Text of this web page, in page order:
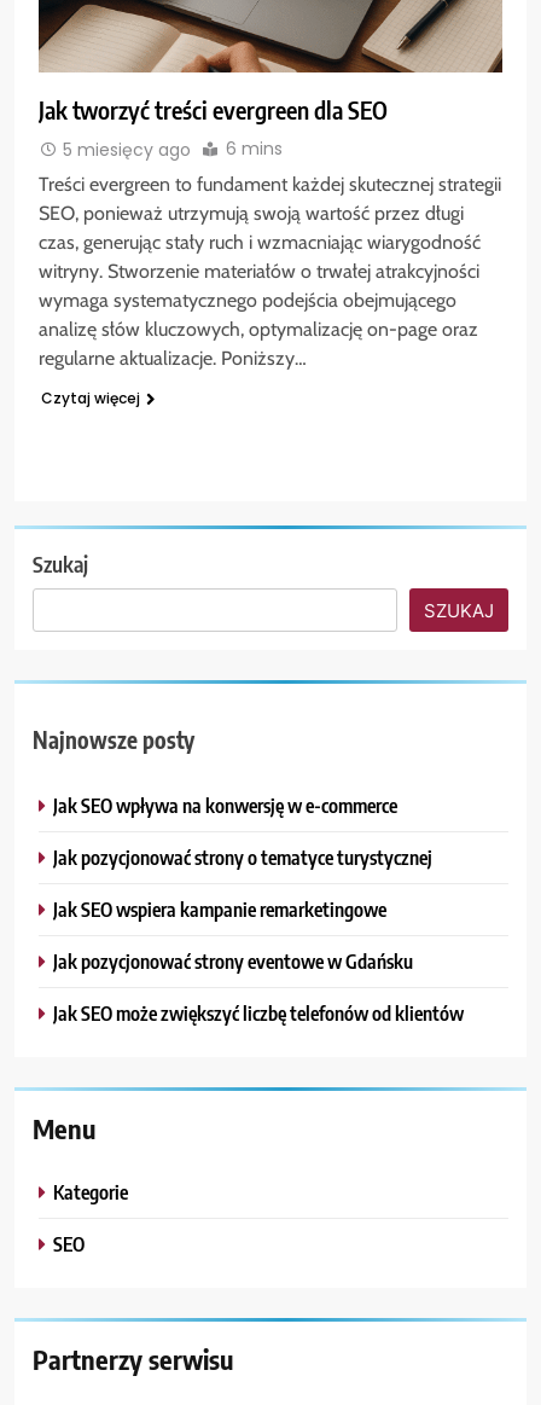
Jak tworzyć treści evergreen dla SEO
5 miesięcy ago 6 mins
Treści evergreen to fundament każdej skutecznej strategii
SEO, ponieważ utrzymują swoją wartość przez długi
czas, generując stały ruch i wzmacniając wiarygodność
witryny. Stworzenie materiałów o trwałej atrakcyjności
wymaga systematycznego podejścia obejmującego
analizę słów kluczowych, optymalizację on-page oraz
regularne aktualizacje. Poniższy…
Czytaj więcej
Szukaj
SZUKAJ
Najnowsze posty
Jak SEO wpływa na konwersję w e-commerce
Jak pozycjonować strony o tematyce turystycznej
Jak SEO wspiera kampanie remarketingowe
Jak pozycjonować strony eventowe w Gdańsku
Jak SEO może zwiększyć liczbę telefonów od klientów
Menu
Kategorie
SEO
Partnerzy serwisu